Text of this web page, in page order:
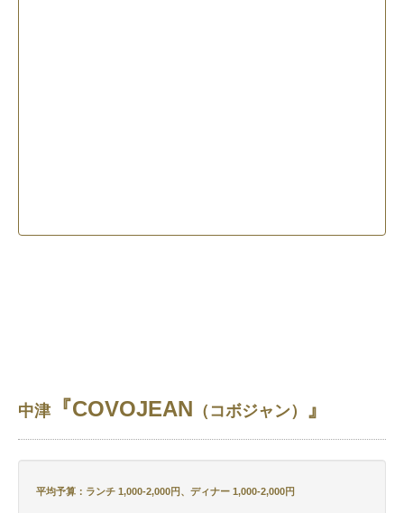
中津『COVOJEAN （コボジャン） 』
平均予算：ランチ 1,000-2,000円、ディナー 1,000-2,000円